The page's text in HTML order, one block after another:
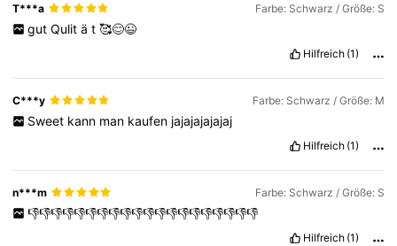
T***a Farbe: Schwarz / Größe: S
gut Qulit ä t 🥰😊😉
Hilfreich (1)
C***y Farbe: Schwarz / Größe: M
Sweet kann man kaufen jajajajajajaj
Hilfreich (1)
n***m Farbe: Schwarz / Größe: S
👎👎👎👎👎👎👎👎👎👎👎👎👎👎👎👎👎👎👎👎
Hilfreich (1)